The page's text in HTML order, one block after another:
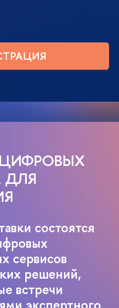
ДЛЯ
состоятся
сервисов
решений,
встречи
экспертного